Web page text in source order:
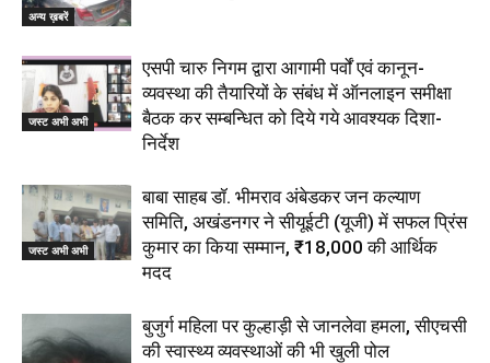
अन्य ख़बरें
जस्ट अभी अभी
एसपी चारु निगम द्वारा आगामी पर्वों एवं कानून-
व्यवस्था की तैयारियों के संबंध में ऑनलाइन समीक्षा
बैठक कर सम्बन्धित को दिये गये आवश्यक दिशा-
निर्देश
जस्ट अभी अभी
बाबा साहब डॉ. भीमराव अंबेडकर जन कल्याण
समिति, अखंडनगर ने सीयूईटी (यूजी) में सफल प्रिंस
कुमार का किया सम्मान, ₹18,000 की आर्थिक
मदद
बुजुर्ग महिला पर कुल्हाड़ी से जानलेवा हमला, सीएचसी
की स्वास्थ्य व्यवस्थाओं की भी खुली पोल